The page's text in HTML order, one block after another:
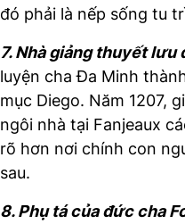
đó phải là nếp sống tu
7. Nhà giảng thuyết lưu
luyện cha Đa Minh
mục Diego. Năm 1207,
ngôi nhà tại Fanjeaux
rõ hơn nơi chính con
sau.
8. Phụ tá của đức cha